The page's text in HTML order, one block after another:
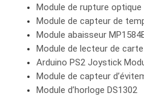
Module de rupture optique
Module de capteur de
Module abaisseur
Module de lecteur de carte
Arduino PS2 Joystick
Module de capteur
Module d’horloge DS1302